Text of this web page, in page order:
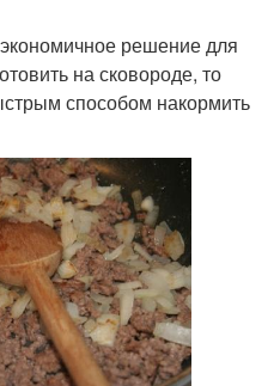
решение для
на сковороде, то
способом накормить